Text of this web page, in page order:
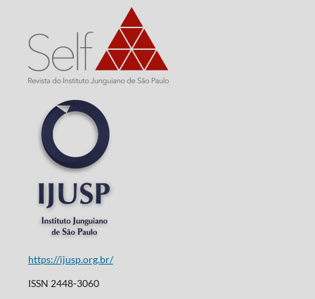
https://ijusp.org.br/
ISSN 2448-3060